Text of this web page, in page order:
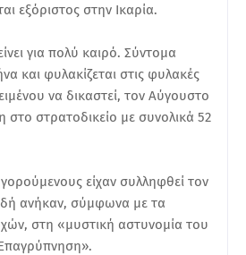
εξόριστος στην Ικαρία.
για πολύ καιρό. Σύντομα
και φυλακίζεται στις φυλακές
να δικαστεί, τον Αύγουστο
στο στρατοδικείο με συνολικά 52
είχαν συλληφθεί τον
ανήκαν, σύμφωνα με τα
στη «μυστική αστυνομία του